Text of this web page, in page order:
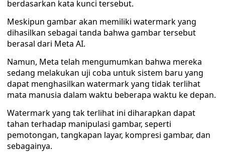
berdasarkan kata kunci tersebut.
Meskipun gambar akan memiliki watermark yang
dihasilkan sebagai tanda bahwa gambar tersebut
berasal dari Meta AI.
Namun, Meta telah mengumumkan bahwa mereka
sedang melakukan uji coba untuk sistem baru yang
dapat menghasilkan watermark yang tidak terlihat
mata manusia dalam waktu beberapa waktu ke depan.
Watermark yang tak terlihat ini diharapkan dapat
tahan terhadap manipulasi gambar, seperti
pemotongan, tangkapan layar, kompresi gambar, dan
sebagainya.